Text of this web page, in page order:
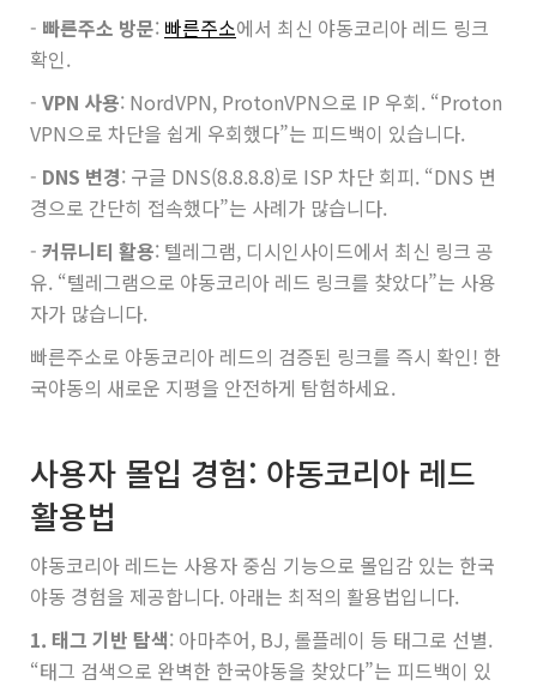
- 빠른주소 방문: 빠른주소에서 최신 야동코리아 레드 링크
확인.
- VPN 사용: NordVPN, ProtonVPN으로 IP 우회. “Proton
VPN으로 차단을 쉽게 우회했다”는 피드백이 있습니다.
- DNS 변경: 구글 DNS(8.8.8.8)로 ISP 차단 회피. “DNS 변
경으로 간단히 접속했다”는 사례가 많습니다.
- 커뮤니티 활용: 텔레그램, 디시인사이드에서 최신 링크 공
유. “텔레그램으로 야동코리아 레드 링크를 찾았다”는 사용
자가 많습니다.
빠른주소로 야동코리아 레드의 검증된 링크를 즉시 확인! 한
국야동의 새로운 지평을 안전하게 탐험하세요.
사용자 몰입 경험: 야동코리아 레드
활용법
야동코리아 레드는 사용자 중심 기능으로 몰입감 있는 한국
야동 경험을 제공합니다. 아래는 최적의 활용법입니다.
1. 태그 기반 탐색: 아마추어, BJ, 롤플레이 등 태그로 선별.
“태그 검색으로 완벽한 한국야동을 찾았다”는 피드백이 있